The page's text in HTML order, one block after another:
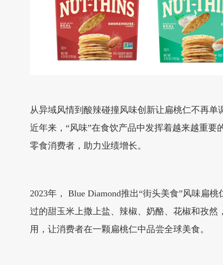
从异域风情到酸辣碰撞风味创新让扁桃仁不再单
近年来，“风味”在食饮产品中发挥着越来越重
零食消费者，助力业绩增长。
2023年， Blue Diamond推出“街头美食”风味扁
过的甜玉米上撒上盐、辣椒、奶酪、花椒和孜
用，让消费者在一颗扁桃仁中品尝全球美食。